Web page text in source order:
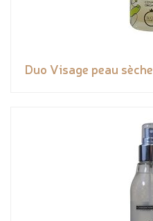
Duo Visage peau sèche